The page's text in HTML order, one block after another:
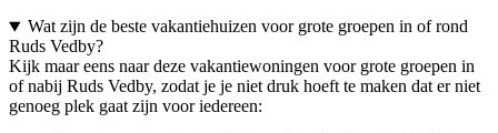
Wat zijn de beste vakantiehuizen voor grote groepen in of rond
Ruds Vedby?
Kijk maar eens naar deze vakantiewoningen voor grote groepen in
of nabij Ruds Vedby, zodat je je niet druk hoeft te maken dat er niet
genoeg plek gaat zijn voor iedereen: